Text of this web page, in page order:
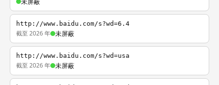
http://www.baidu.com/s?wd=6.4
截至 2026 年 未屏蔽
http://www.baidu.com/s?wd=usa
截至 2026 年 未屏蔽